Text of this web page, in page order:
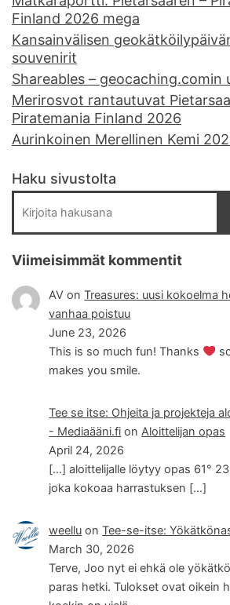
Finland 2026 mega
Kansainvälisen
souvenirit
Shareables – geocaching.comin
Merirosvot rantautuvat
Piratemania Finland 2026
Aurinkoinen Merellinen Kemi
Haku sivustolta
Viimeisimmät kommentit
AV onTreasures: uusi kokoelma
vanhaa poistuu
June 23, 2026
This is so much fun! Thanks
makes you smile.
Tee se itse: Ohjeita ja projekteja
- Mediaääni.fi onAloittelijan opas
April 24, 2026
[…] aloittelijalle löytyy opas 61°
joka kokoaa harrastuksen […]
weellu onTee-se-itse:
March 30, 2026
Terve, Joo nyt ei ehkä ole
paras hetki. Tulokset ovat oikein